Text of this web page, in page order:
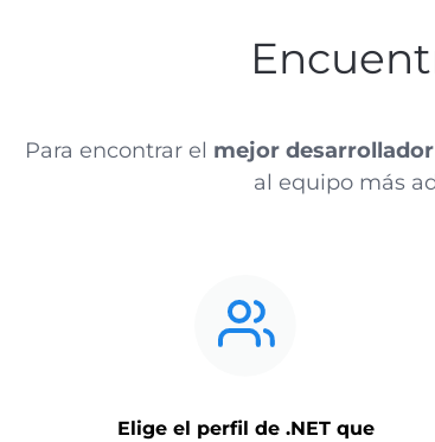
Para encontrar el mejor desarrollador
al equipo más
Elige el perfil de .NET que